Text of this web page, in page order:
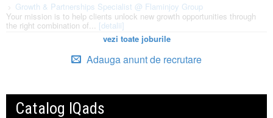
Growth & Partnerships Specialist @ Flaminjoy Group
Your mission is to help clients unlock new growth opportunities through
the right combination of... [detalii]
vezi toate joburile
Adauga anunt de recrutare
Catalog IQads